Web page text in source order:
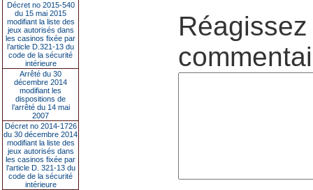
Décret no 2015-540
du 15 mai 2015
modifiant la liste des
jeux autorisés dans
les casinos fixée par
l’article D.321-13 du
code de la sécurité
intérieure
Arrêté du 30
décembre 2014
modifiant les
dispositions de
l’arrêté du 14 mai
2007
Décret no 2014-1726
du 30 décembre 2014
modifiant la liste des
jeux autorisés dans
les casinos fixée par
l’article D. 321-13 du
code de la sécurité
intérieure